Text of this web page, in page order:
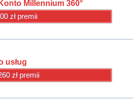
Konto Millennium 360°
zł premii
usług
zł premii